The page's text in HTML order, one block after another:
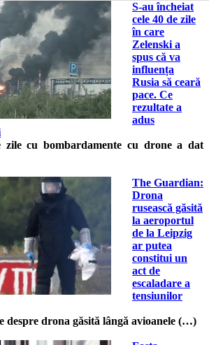
S-au încheiat
cele 40 de zile
în care
Zelenski a
spus că va
influența
Rusia să ceară
pace. Ce
rezultate a
adus
zile cu bombardamente cu drone a dat
The Guardian:
Drona
rusească găsită
la aeroportul
de la Leipzig
ar putea
constitui un
act de
escaladare a
tensiunilor
despre drona găsită lângă avioanele (…)